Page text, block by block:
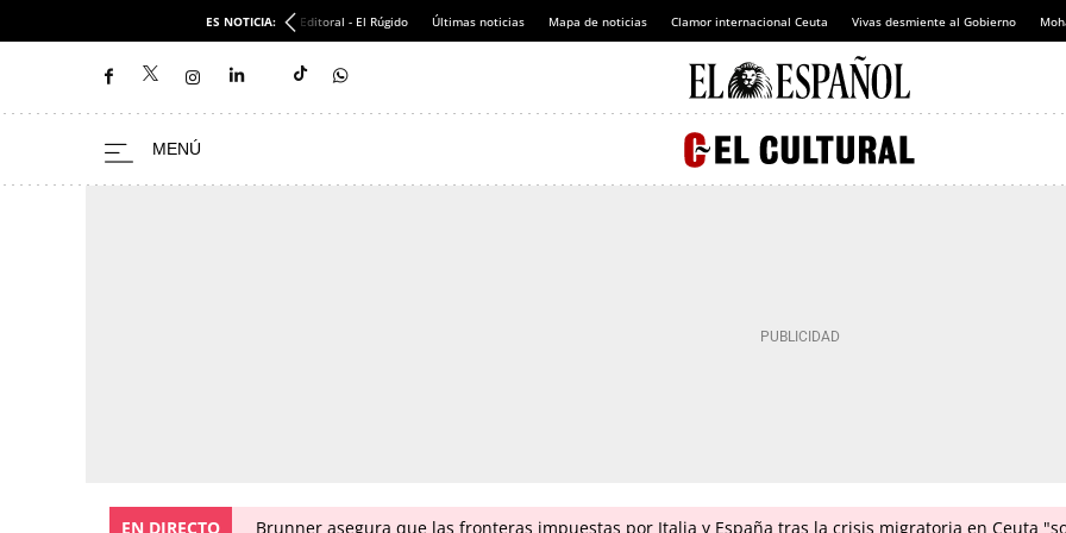
ES NOTICIA: Editoral - El Rúgido Últimas noticias Mapa de noticias Clamor internacional Ceuta Vivas desmiente al Gobierno
EN DIRECTO Brunner asegura que las fronteras impuestas por Italia y España tras la crisis migratoria en Ceuta